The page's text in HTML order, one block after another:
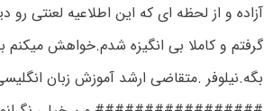
آزاده و از لحظه ای که این اطلاعیه لعنتی
گرفتم و کاملا بی انگیزه شدم.خواهش میکنم
بگه.نیلوفر .متقاضی ارشد آموزش زبان